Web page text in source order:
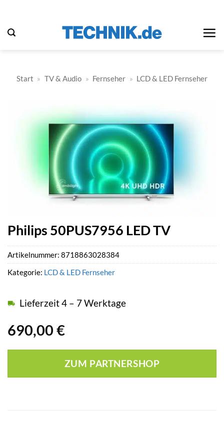
springen
Start » TV & Audio » Fernseher » LCD & LED Fernseher
Philips 50PUS7956 LED TV
690,00 €
Lieferzeit 4 – 7 Werktage
ZUM PARTNERSHOP
Artikelnummer: 8718863028384
Kategorie: LCD & LED Fernseher